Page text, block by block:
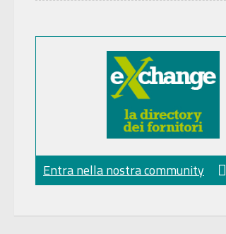
Entra nella nostra community